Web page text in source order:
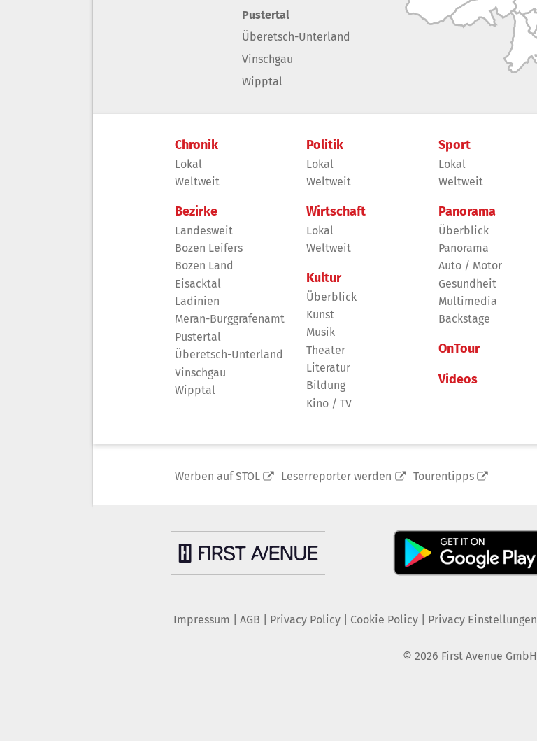
Pustertal
Überetsch-Unterland
Vinschgau
Wipptal
Chronik
Lokal
Weltweit
Bezirke
Landesweit
Bozen Leifers
Bozen Land
Eisacktal
Ladinien
Meran-Burggrafenamt
Pustertal
Überetsch-Unterland
Vinschgau
Wipptal
Politik
Lokal
Weltweit
Wirtschaft
Lokal
Weltweit
Kultur
Überblick
Kunst
Musik
Theater
Literatur
Bildung
Kino / TV
Sport
Lokal
Weltweit
Panorama
Überblick
Panorama
Auto / Motor
Gesundheit
Multimedia
Backstage
OnTour
Videos
Werben auf STOL Leserreporter werden Tourentipps
Impressum AGB Privacy Policy| Cookie Policy| Privacy Einstellungen
© 2026 First Avenue GmbH